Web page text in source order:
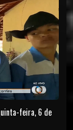
feira, 6 de